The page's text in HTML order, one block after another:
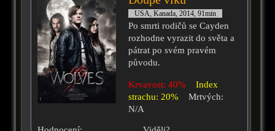
USA, Kanada, 2014, 91min
Po smrti rodičů se Cayden
rozhodne vyrazit do světa a
pátrat po svém pravém
původu.
Krvavost: 40%
Index
strachu: 20%
Mrtvých:
N/A